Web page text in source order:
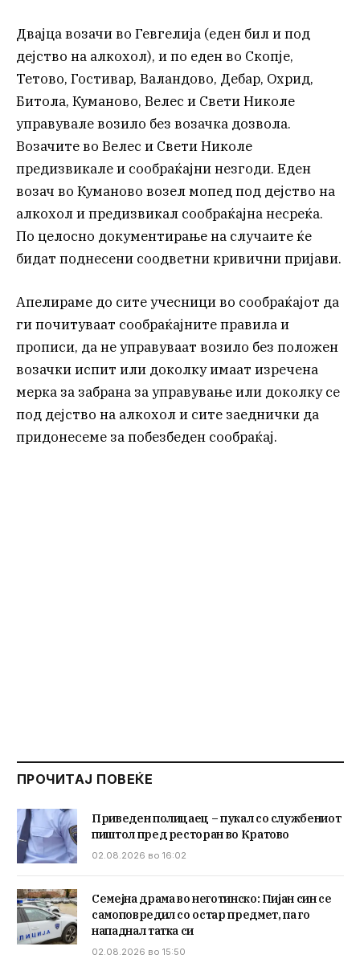
Двајца возачи во Гевгелија (еден бил и под
дејство на алкохол), и по еден во Скопје,
Тетово, Гостивар, Валандово, Дебар, Охрид,
Битола, Куманово, Велес и Свети Николе
управувале возило без возачка дозвола.
Возачите во Велес и Свети Николе
предизвикале и сообраќајни незгоди. Еден
возач во Куманово возел мопед под дејство на
алкохол и предизвикал сообраќајна несреќа.
По целосно документирање на случаите ќе
бидат поднесени соодветни кривични пријави.
Апелираме до сите учесници во сообраќајот да
ги почитуваат сообраќајните правила и
прописи, да не управуваат возило без положен
возачки испит или доколку имаат изречена
мерка за забрана за управување или доколку се
под дејство на алкохол и сите заеднички да
придонесеме за побезбеден сообраќај.
ПРОЧИТАЈ ПОВЕЌЕ
Приведен полицаец – пукал со службениот
пиштол пред ресторан во Кратово
02.08.2026 во 16:02
Семејна драма во неготинско: Пијан син се
самоповредил со остар предмет, па го
нападнал татка си
02.08.2026 во 15:50